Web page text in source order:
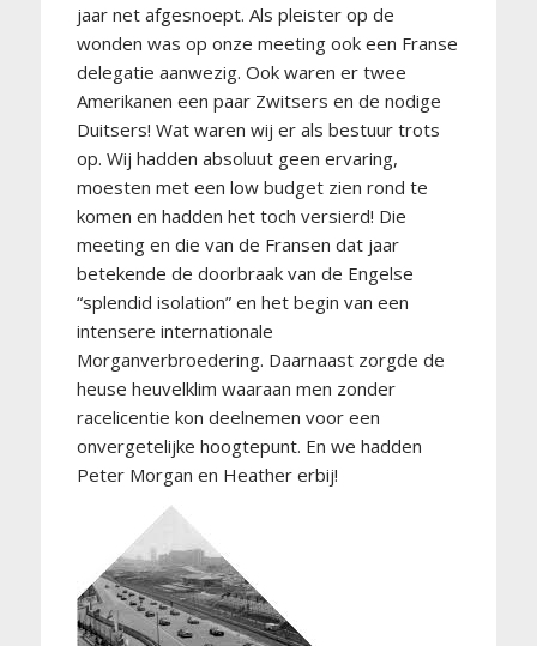
jaar net afgesnoept. Als pleister op de
wonden was op onze meeting ook een Franse
delegatie aanwezig. Ook waren er twee
Amerikanen een paar Zwitsers en de nodige
Duitsers! Wat waren wij er als bestuur trots
op. Wij hadden absoluut geen ervaring,
moesten met een low budget zien rond te
komen en hadden het toch versierd! Die
meeting en die van de Fransen dat jaar
betekende de doorbraak van de Engelse
“splendid isolation” en het begin van een
intensere internationale
Morganverbroedering. Daarnaast zorgde de
heuse heuvelklim waaraan men zonder
racelicentie kon deelnemen voor een
onvergetelijke hoogtepunt. En we hadden
Peter Morgan en Heather erbij!